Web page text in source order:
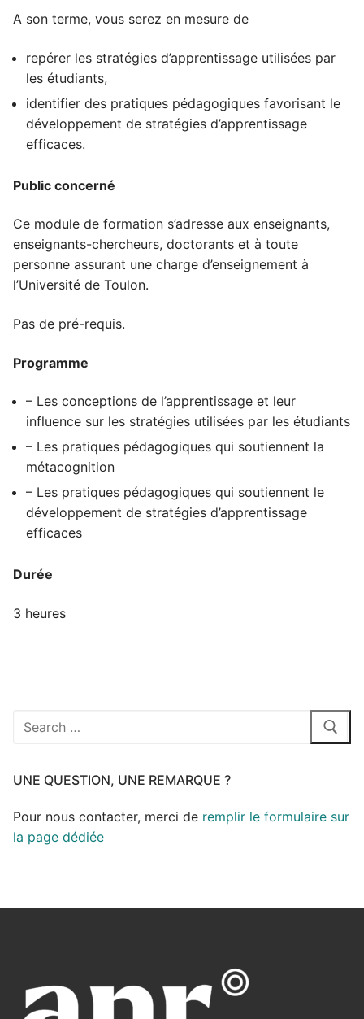
A son terme, vous serez en mesure de
repérer les stratégies d’apprentissage utilisées par
les étudiants,
identifier des pratiques pédagogiques favorisant le
développement de stratégies d’apprentissage
efficaces.
Public concerné
Ce module de formation s’adresse aux enseignants,
enseignants-chercheurs, doctorants et à toute
personne assurant une charge d’enseignement à
l’Université de Toulon.
Pas de pré-requis.
Programme
– Les conceptions de l’apprentissage et leur
influence sur les stratégies utilisées par les étudiants
– Les pratiques pédagogiques qui soutiennent la
métacognition
– Les pratiques pédagogiques qui soutiennent le
développement de stratégies d’apprentissage
efficaces
Durée
3 heures
UNE QUESTION, UNE REMARQUE ?
Pour nous contacter, merci de remplir le formulaire sur
la page dédiée